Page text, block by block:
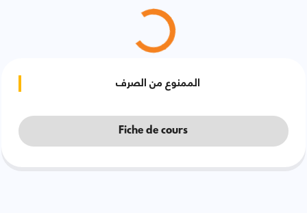
الممنوع من الصرف
Fiche de cours